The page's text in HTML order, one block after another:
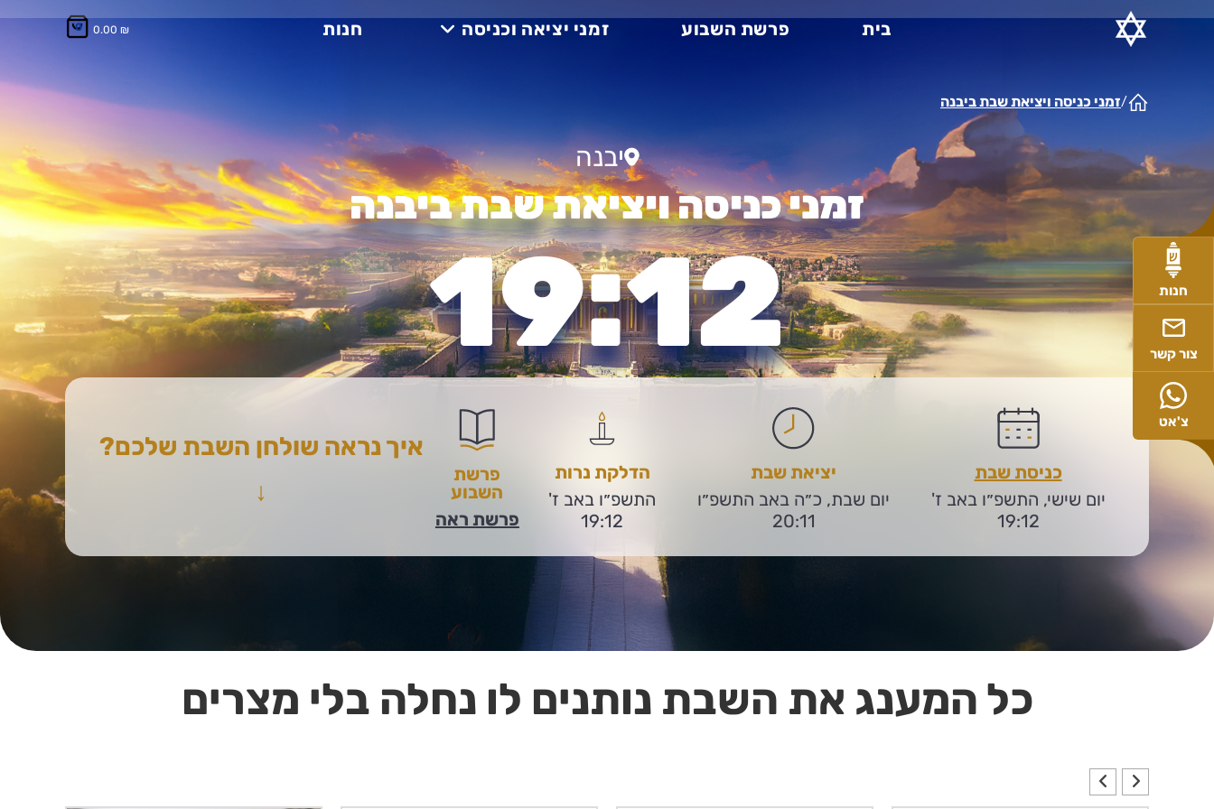
בית פרשת השבוע זמני יציאה וכניסה חנות 0.00 ₪
0
/זמני כניסה ויציאת שבת ביבנה
יבנה
זמני כניסה ויציאת שבת ביבנה
19:12
כניסת שבת
יום שישי, התשפ״ו באב ז'
19:12
יציאת שבת
יום שבת, כ״ה באב התשפ״ו
20:11
הדלקת נרות
התשפ״ו באב ז'
19:12
פרשת
השבוע
פרשת ראה
איך נראה שולחן השבת שלכם?
↓
כל המענג את השבת נותנים לו נחלה בלי מצרים
חנות
צור קשר
צ'אט